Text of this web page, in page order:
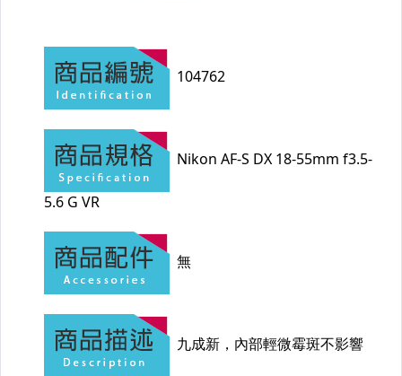
【APPLE】MacBook Pro
【APPLE】MacBook Air
【APPLE】iMac / Mac mini
【APPLE】Watch 蘋果手錶
【APPLE】二手/其他蘋果相關商品
【全新品商品】蘋果Apple商品
【全新品商品】各式3C
【CANON】 單眼相機
【CANON】 單眼鏡頭